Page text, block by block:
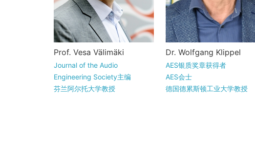
Vesa Välimäki是芬兰埃斯
波阿尔托大学音频信号处
理的全职教授，同时担任
阿尔托电气工程学院的研
究副院长。...
Prof. Vesa Välimäki
Journal of the Audio
Engineering Society主编
芬兰阿尔托大学教授
Wolfgang Klippel曾在前东
德的德累斯顿理工大学攻
读电气工程，其早期研究
主要聚焦于语音识别。毕
业后他加入...
Dr. Wolfgang Klippel
AES银质奖章获得者
AES会士
德国德累斯顿工业大学教授